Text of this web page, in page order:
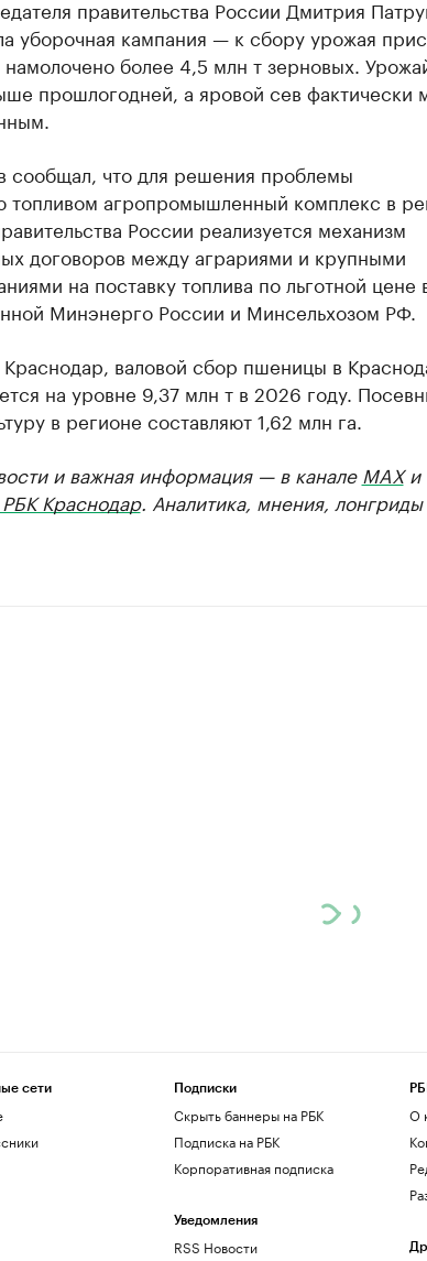
правительства России Дмитрия
уборочная кампания — к сбору урожая
более 4,5 млн т зерновых.
прошлогодней, а яровой сев фактически
сообщал, что для решения проблемы
топливом агропромышленный комплекс в
России реализуется механизм
договоров между аграриями и крупными
на поставку топлива по льготной цене
Минэнерго России и Минсельхозом РФ.
валовой сбор пшеницы в
на уровне 9,37 млн т в 2026 году.
в регионе составляют 1,62 млн га.
и важная информация — в канале MAXи
Краснодар. Аналитика, мнения,
сети Подписки
Скрыть баннеры на РБК
Подписка на РБК
Корпоративная подписка
Уведомления
RSS Новости
О